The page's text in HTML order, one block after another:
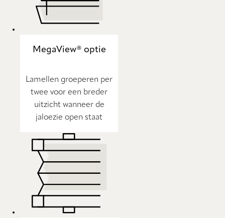
MegaView® optie
Lamellen groeperen per
twee voor een breder
uitzicht wanneer de
jaloezie open staat